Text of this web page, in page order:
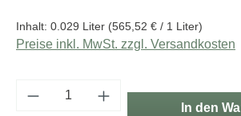
Inhalt: 0.029 Liter (565,52 € / 1 Liter)
Preise inkl. MwSt. zzgl. Versandkosten
Produkt Anzahl: Gib den
In den